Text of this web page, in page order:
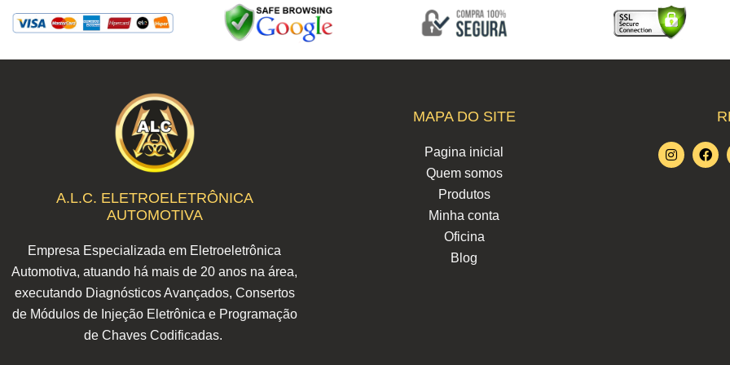
A.L.C. ELETROELETRÔNICA
AUTOMOTIVA
Empresa Especializada em Eletroeletrônica
Automotiva, atuando há mais de 20 anos na área,
executando Diagnósticos Avançados, Consertos
de Módulos de Injeção Eletrônica e Programação
de Chaves Codificadas.
MAPA DO SITE
Pagina inicial
Quem somos
Produtos
Minha conta
Oficina
Blog
I
n
F
a